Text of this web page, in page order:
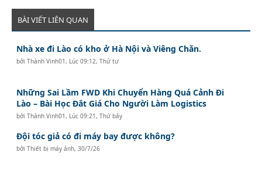
BÀI VIẾT LIÊN QUAN
Nhà xe đi Lào có kho ở Hà Nội và Viêng Chăn.
bởiThành Vinh01 , Lúc 09:12, Thứ tư
Những Sai Lầm FWD Khi Chuyển Hàng Quá Cảnh Đi
Lào – Bài Học Đắt Giá Cho Người Làm Logistics
bởiThành Vinh01 , Lúc 09:21, Thứ bảy
Đội tóc giả có đi máy bay được không?
bởiThiết bị máy ảnh,30/7/26